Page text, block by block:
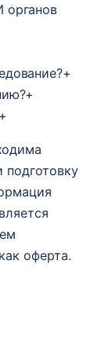
органов
+
+
подготовку
оферта.